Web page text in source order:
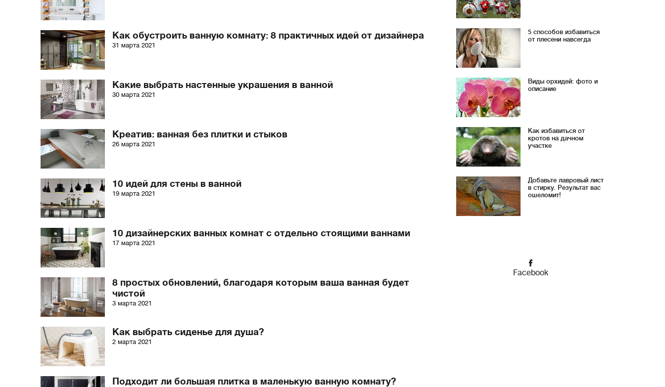
Как обустроить ванную комнату: 8 практичных идей от дизайнера
31 марта 2021
Какие выбрать настенные украшения в ванной
30 марта 2021
Креатив: ванная без плитки и стыков
26 марта 2021
10 идей для стены в ванной
19 марта 2021
10 дизайнерских ванных комнат с отдельно стоящими ваннами
17 марта 2021
8 простых обновлений, благодаря которым ваша ванная будет
чистой
3 марта 2021
Как выбрать сиденье для душа?
2 марта 2021
Подходит ли большая плитка в маленькую ванную комнату?
5 способов избавиться
от плесени навсегда
Виды орхидей: фото и
описание
Как избавиться от
кротов на дачном
участке
Добавьте лавровый лист
в стирку. Результат вас
ошеломит!
Facebook